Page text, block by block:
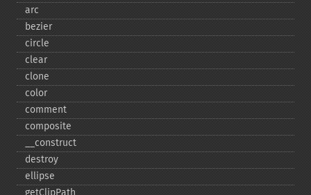
arc
bezier
circle
clear
clone
color
comment
composite
_​_​construct
destroy
ellipse
getClipPath